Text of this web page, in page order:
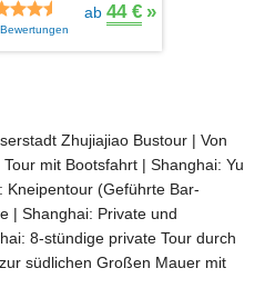
ab 44 € »
Zhujiajiao Bustour | Von
mit Bootsfahrt | Shanghai: Yu
Kneipentour (Geführte Bar-
| Shanghai: Private und
8-stündige private Tour durch
südlichen Großen Mauer mit